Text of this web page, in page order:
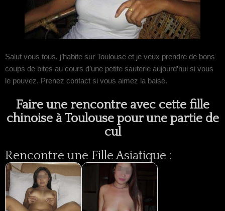
Salut vous tous, j’habite sur Toulouse et je veux prendre de bons
coups de bites au cours d’une petite sauterie aujourd’hui si vous
le pouvez. Prenez contact si vous aimez la baise.
Faire une rencontre avec cette fille
chinoise à Toulouse pour une partie de
cul
Rencontre une Fille Asiatique :